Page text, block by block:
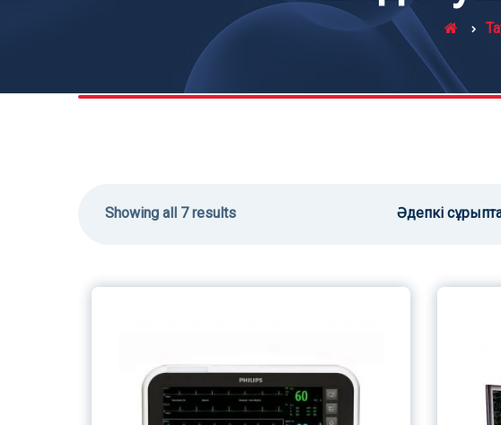
Showing all 7 results